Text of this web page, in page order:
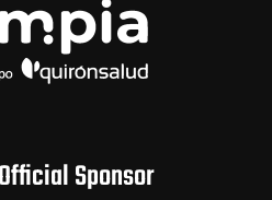
Sponsor